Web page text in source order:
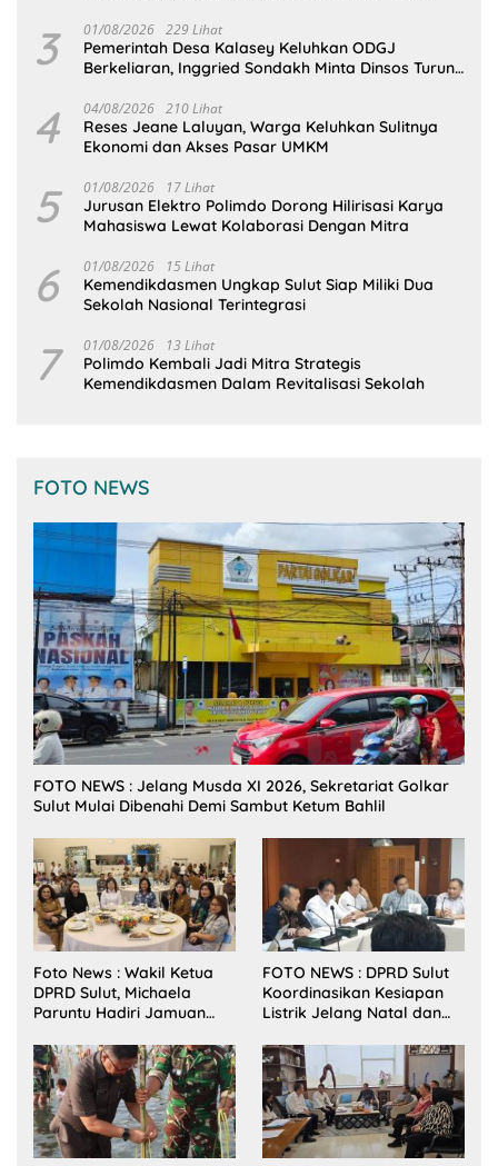
3 01/08/2026 229 Lihat
Pemerintah Desa Kalasey Keluhkan ODGJ
Berkeliaran, Inggried Sondakh Minta Dinsos Turun
4 04/08/2026 210 Lihat
Reses Jeane Laluyan, Warga Keluhkan Sulitnya
Ekonomi dan Akses Pasar UMKM
5 01/08/2026 17 Lihat
Jurusan Elektro Polimdo Dorong Hilirisasi Karya
Mahasiswa Lewat Kolaborasi Dengan Mitra
6 01/08/2026 15 Lihat
Kemendikdasmen Ungkap Sulut Siap Miliki Dua
Sekolah Nasional Terintegrasi
7 01/08/2026 13 Lihat
Polimdo Kembali Jadi Mitra Strategis
Kemendikdasmen Dalam Revitalisasi Sekolah
FOTO NEWS
FOTO NEWS : Jelang Musda XI 2026, Sekretariat Golkar
Sulut Mulai Dibenahi Demi Sambut Ketum Bahlil
Foto News : Wakil Ketua
DPRD Sulut, Michaela
Paruntu Hadiri Jamuan
Sulut Bersama Wamenkes
RI
FOTO NEWS : DPRD Sulut
Koordinasikan Kesiapan
Listrik Jelang Natal dan